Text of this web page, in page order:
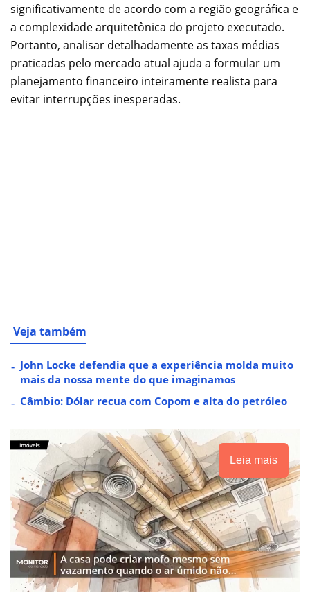
significativamente de acordo com a região geográfica e
a complexidade arquitetônica do projeto executado.
Portanto, analisar detalhadamente as taxas médias
praticadas pelo mercado atual ajuda a formular um
planejamento financeiro inteiramente realista para
evitar interrupções inesperadas.
Veja também
John Locke defendia que a experiência molda muito
mais da nossa mente do que imaginamos
Câmbio: Dólar recua com Copom e alta do petróleo
Leia mais